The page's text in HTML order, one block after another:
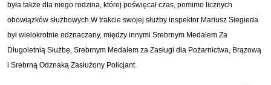
była także dla niego rodzina, której poświęcał czas, pomimo licznych
obowiązków służbowych.W trakcie swojej służby inspektor Mariusz Siegieda
był wielokrotnie odznaczany, między innymi Srebrnym Medalem Za
Długoletnią Służbę, Srebrnym Medalem za Zasługi dla Pożarnictwa, Brązową
i Srebrną Odznaką Zasłużony Policjant.